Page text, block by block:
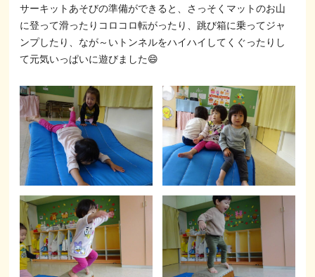
サーキットあそびの準備ができると、さっそくマットのお山
に登って滑ったりコロコロ転がったり、跳び箱に乗ってジャ
ンプしたり、なが～いトンネルをハイハイしてくぐったりし
て元気いっぱいに遊びました😄